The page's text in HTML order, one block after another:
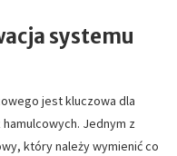
systemu
jest kluczowa dla
Jednym z
który należy wymienić co